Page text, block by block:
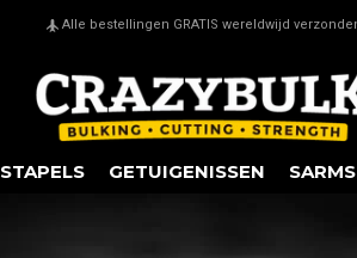
Veilige betalingen met en zonder creditcard
STAPELS GETUIGENISSEN SARMS